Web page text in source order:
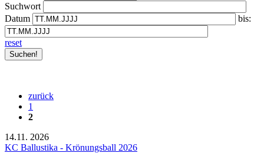
Suchwort
Datum
bis:
reset
zurück
1
2
14.11. 2026
KC Ballustika - Krönungsball 2026